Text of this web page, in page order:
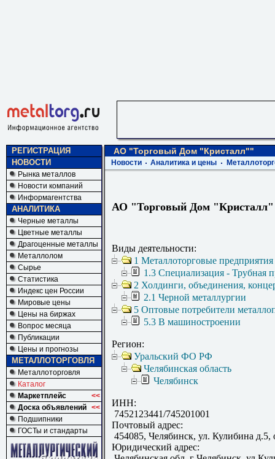
РЕГИСТРАЦИЯ
НОВОСТИ
Рынка металлов
Новости компаний
Информагентства
АНАЛИТИКА
Черные металлы
Цветные металлы
Драгоценные металлы
Металлолом
Сырье
Статистика
Индекс цен России
Мировые цены
Цены на биржах
Вопрос месяца
Публикации
Цены и прогнозы
МЕТАЛЛОТОРГОВЛЯ
Металлоторговля
Каталог
Маркетплейс
<<
Доска объявлений <<
Подшипники
ГОСТы и стандарты
АО "Торговый Дом "Кристалл""
Новости Аналитика и цены
АО "Торговый Дом
Виды деятельности:
1 Металлоторговые
1.3 Специализация - Трубная
2 Холдинги, объединения,
2.1 Черной металлургии
5 Оптовые потребители
5.3 В машиностроении
Регион:
Уральский ФО РФ
Челябинская область
Челябинск
ИНН:
7452123441/745201001
Почтовый адрес:
454085, Челябинск, ул. Кулибина д.5,
Юридический адрес: